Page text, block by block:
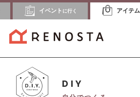
イベント に行く アイテム
DIY